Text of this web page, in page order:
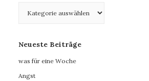
Neueste Beiträge
was für eine Woche
Angst